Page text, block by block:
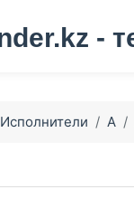
Исполнители А